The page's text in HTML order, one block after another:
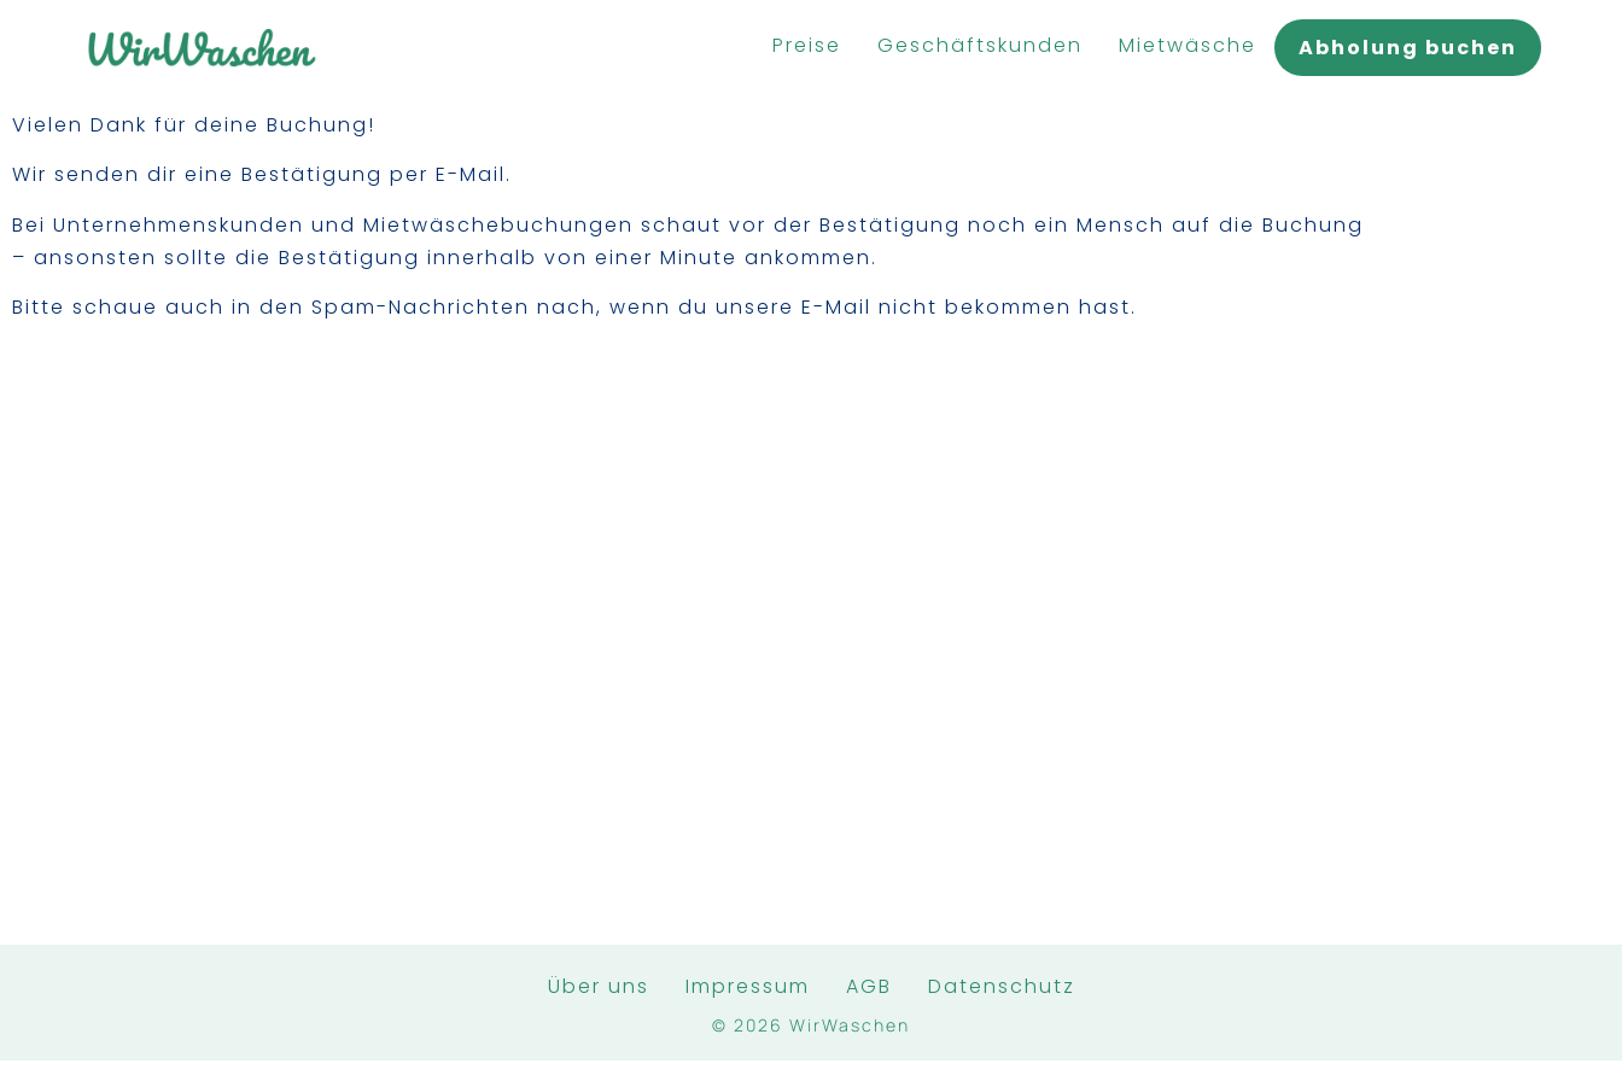
Preise Geschäftskunden Mietwäsche Abholung buchen
Vielen Dank für deine Buchung!
Wir senden dir eine Bestätigung per E-Mail.
Bei Unternehmenskunden und Mietwäschebuchungen schaut vor der Bestätigung noch ein Mensch auf die Buchung
– ansonsten sollte die Bestätigung innerhalb von einer Minute ankommen.
Bitte schaue auch in den Spam-Nachrichten nach, wenn du unsere E-Mail nicht bekommen hast.
Über uns Impressum AGB Datenschutz
© 2026 WirWaschen